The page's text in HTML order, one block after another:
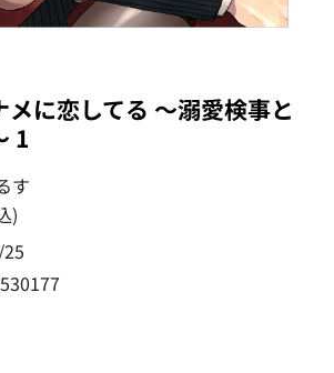
に恋してる ～溺愛検事と
1
す
)